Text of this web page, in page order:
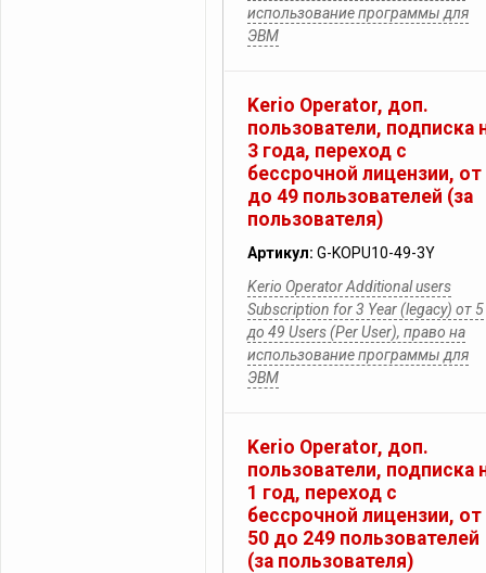
использование программы для
ЭВМ
Kerio Operator, доп.
пользователи, подписка
3 года, переход с
бессрочной лицензии, от
до 49 пользователей (за
пользователя)
Артикул: G-KOPU10-49-3Y
Kerio Operator Additional users
Subscription for 3 Year (legacy) от 5
до 49 Users (Per User), право на
использование программы для
ЭВМ
Kerio Operator, доп.
пользователи, подписка
1 год, переход с
бессрочной лицензии, от
50 до 249 пользователей
(за пользователя)